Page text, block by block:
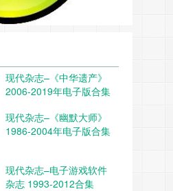
现代杂志–《中华遗产》
2006-2019年电子版合集
现代杂志–《幽默大师》
1986-2004年电子版合集
现代杂志–电子游戏软件
杂志 1993-2012合集